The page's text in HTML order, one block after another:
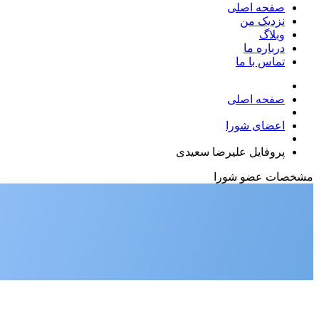
صفحه اصلی
نزدیک من
وبلاگ
درباره ما
تماس با ما
صفحه اصلی
اعضای شورا
پروفایل علیرضا سعیدی
مشخصات عضو شورا